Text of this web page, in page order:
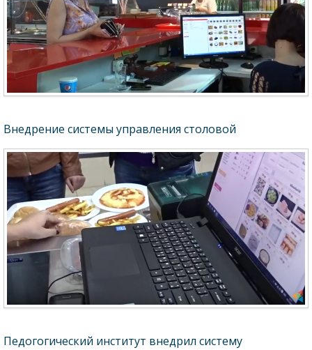
Внедрение системы управления столовой
Педогогический институт внедрил систему